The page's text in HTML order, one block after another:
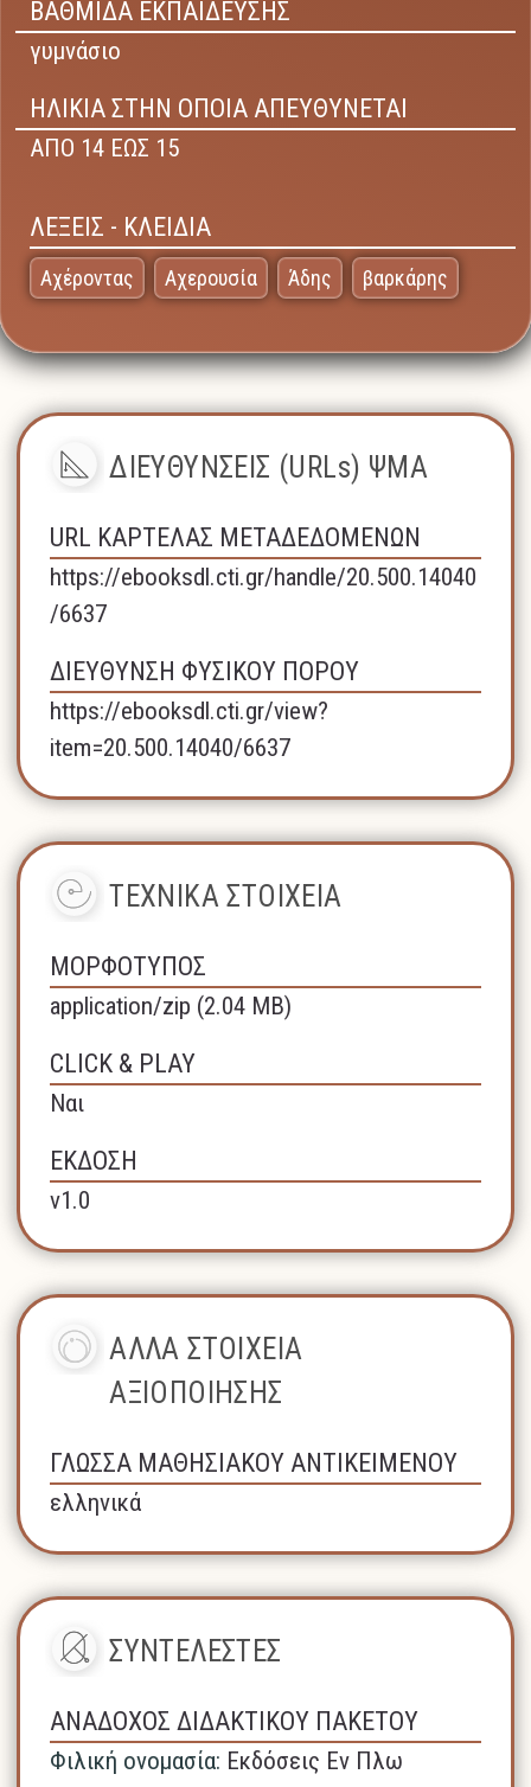
ΒΑΘΜΙΔΑ ΕΚΠΑΙΔΕΥΣΗΣ
γυμνάσιο
ΗΛΙΚΙΑ ΣΤΗΝ ΟΠΟΙΑ ΑΠΕΥΘΥΝΕΤΑΙ
ΑΠΟ 14 ΕΩΣ 15
ΛΕΞΕΙΣ - ΚΛΕΙΔΙΑ
Αχέροντας Αχερουσία Άδης βαρκάρης
ΔΙΕΥΘΥΝΣΕΙΣ (URLs) ΨΜΑ
URL ΚΑΡΤΕΛΑΣ ΜΕΤΑΔΕΔΟΜΕΝΩΝ
https://ebooksdl.cti.gr/handle/20.500.14040
/6637
ΔΙΕΥΘΥΝΣΗ ΦΥΣΙΚΟΥ ΠΟΡΟΥ
https://ebooksdl.cti.gr/view?
item=20.500.14040/6637
ΤΕΧΝΙΚΑ ΣΤΟΙΧΕΙΑ
ΜΟΡΦΟΤΥΠΟΣ
application/zip (2.04 MB)
CLICK & PLAY
Ναι
ΕΚΔΟΣΗ
v1.0
ΑΛΛΑ ΣΤΟΙΧΕΙΑ
ΑΞΙΟΠΟΙΗΣΗΣ
ΓΛΩΣΣΑ ΜΑΘΗΣΙΑΚΟΥ ΑΝΤΙΚΕΙΜΕΝΟΥ
ελληνικά
ΣΥΝΤΕΛΕΣΤΕΣ
ΑΝΑΔΟΧΟΣ ΔΙΔΑΚΤΙΚΟΥ ΠΑΚΕΤΟΥ
Φιλική ονομασία: Εκδόσεις Εν Πλω